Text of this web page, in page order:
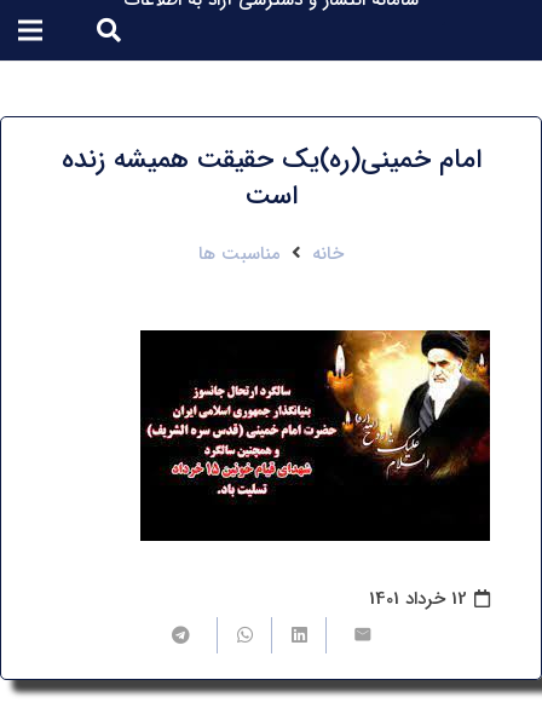
امام خمینی(ره)یک حقیقت همیشه زنده
است
خانه مناسبت ها
12 خرداد 1401